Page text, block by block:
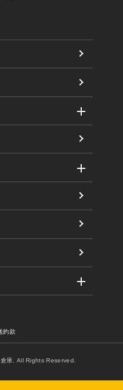
約款
庫. All Rights Reserved.